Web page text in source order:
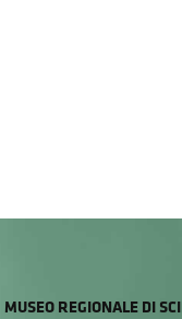
MUSEO REGIONALE DI